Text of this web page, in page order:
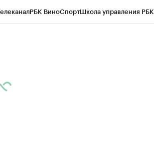
РБК ВиноСпортШкола управления РБК